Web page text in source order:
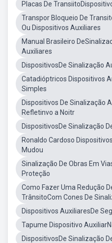
Placas De
Transpor Bloqueio De
Ou Dispositivos Auxiliares
Manual Brasileiro
Auxiliares
DispositivosDe Sinalização
Catadióptricos Dispositivos
Simples
Dispositivos De Sinalização
Refletinvo a Noitr
DispositivosDe Sinalização
Ronaldo Cardoso
Mudou
Sinalização De Obras Em
Proteção
Como Fazer Uma Redução
TrânsitoCom Cones De
Dispositivos AuxiliaresDe
Tapume Dispositivo
DispositivosDe Sinalização